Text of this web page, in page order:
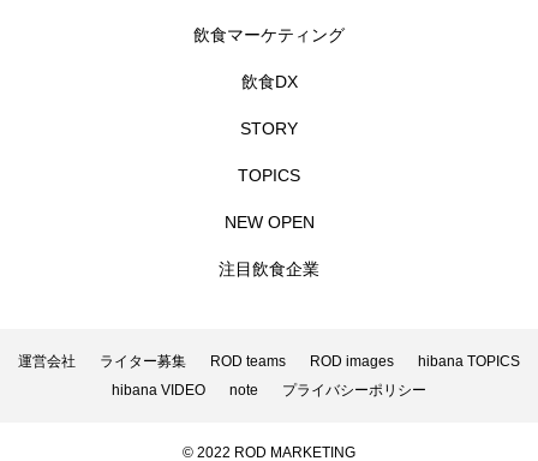
飲食マーケティング
飲食DX
STORY
TOPICS
NEW OPEN
注目飲食企業
運営会社 ライター募集 ROD teams ROD images
hibana TOPICS
hibana VIDEO
note プライバシーポリシー
© 2022 ROD MARKETING